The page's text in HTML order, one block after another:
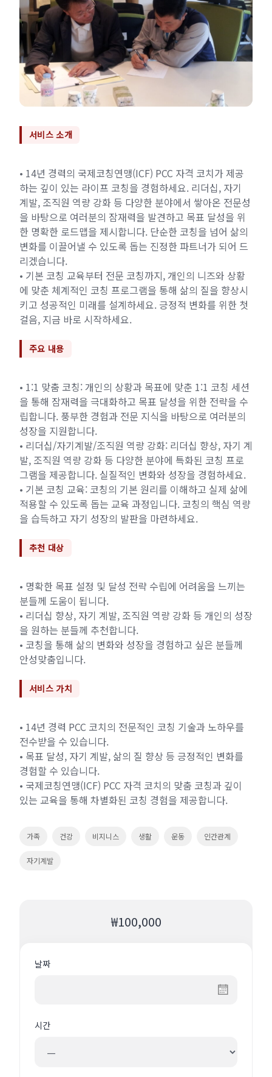
서비스 소개
• 14년 경력의 국제코칭연맹(ICF) PCC 자격 코치가 제공
하는 깊이 있는 라이프 코칭을 경험하세요. 리더십, 자기
계발, 조직원 역량 강화 등 다양한 분야에서 쌓아온 전문성
을 바탕으로 여러분의 잠재력을 발견하고 목표 달성을 위
한 명확한 로드맵을 제시합니다. 단순한 코칭을 넘어 삶의
변화를 이끌어낼 수 있도록 돕는 진정한 파트너가 되어 드
리겠습니다.
• 기본 코칭 교육부터 전문 코칭까지, 개인의 니즈와 상황
에 맞춘 체계적인 코칭 프로그램을 통해 삶의 질을 향상시
키고 성공적인 미래를 설계하세요. 긍정적 변화를 위한 첫
걸음, 지금 바로 시작하세요.
주요 내용
• 1:1 맞춤 코칭: 개인의 상황과 목표에 맞춘 1:1 코칭 세션
을 통해 잠재력을 극대화하고 목표 달성을 위한 전략을 수
립합니다. 풍부한 경험과 전문 지식을 바탕으로 여러분의
성장을 지원합니다.
• 리더십/자기계발/조직원 역량 강화: 리더십 향상, 자기 계
발, 조직원 역량 강화 등 다양한 분야에 특화된 코칭 프로
그램을 제공합니다. 실질적인 변화와 성장을 경험하세요.
• 기본 코칭 교육: 코칭의 기본 원리를 이해하고 실제 삶에
적용할 수 있도록 돕는 교육 과정입니다. 코칭의 핵심 역량
을 습득하고 자기 성장의 발판을 마련하세요.
추천 대상
• 명확한 목표 설정 및 달성 전략 수립에 어려움을 느끼는
분들께 도움이 됩니다.
• 리더십 향상, 자기 계발, 조직원 역량 강화 등 개인의 성장
을 원하는 분들께 추천합니다.
• 코칭을 통해 삶의 변화와 성장을 경험하고 싶은 분들께
안성맞춤입니다.
서비스 가치
• 14년 경력 PCC 코치의 전문적인 코칭 기술과 노하우를
전수받을 수 있습니다.
• 목표 달성, 자기 계발, 삶의 질 향상 등 긍정적인 변화를
경험할 수 있습니다.
• 국제코칭연맹(ICF) PCC 자격 코치의 맞춤 코칭과 깊이
있는 교육을 통해 차별화된 코칭 경험을 제공합니다.
가족 건강 비지니스 생활 운동 인간관계
자기계발
₩100,000
날짜
시간